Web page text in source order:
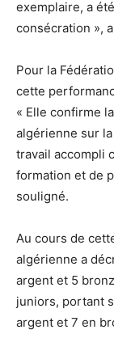
exemplaire, a
consécration »,
Pour la
cette
« Elle confirme
algérienne sur
travail accompli
formation et de
souligné.
Au cours de
algérienne a
argent et 5
juniors, portant
argent et 7 en